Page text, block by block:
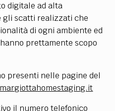
digitale ad alta
gli scatti realizzati che
di ogni ambiente ed
prettamente scopo
presenti nelle pagine del
il numero telefonico